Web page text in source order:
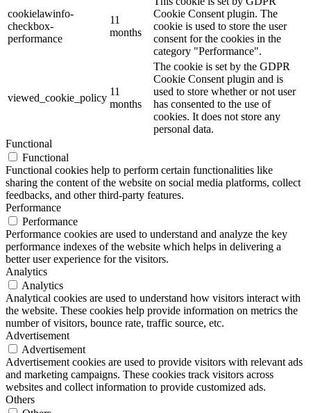
cookielawinfo-
checkbox-
performance
11
months
Cookie Consent plugin. The
cookie is used to store the user
consent for the cookies in the
category "Performance".
viewed_cookie_policy
11
months
The cookie is set by the GDPR
Cookie Consent plugin and is
used to store whether or not user
has consented to the use of
cookies. It does not store any
personal data.
Functional
Functional
Functional cookies help to perform certain functionalities like
sharing the content of the website on social media platforms, collect
feedbacks, and other third-party features.
Performance
Performance
Performance cookies are used to understand and analyze the key
performance indexes of the website which helps in delivering a
better user experience for the visitors.
Analytics
Analytics
Analytical cookies are used to understand how visitors interact with
the website. These cookies help provide information on metrics the
number of visitors, bounce rate, traffic source, etc.
Advertisement
Advertisement
Advertisement cookies are used to provide visitors with relevant ads
and marketing campaigns. These cookies track visitors across
websites and collect information to provide customized ads.
Others